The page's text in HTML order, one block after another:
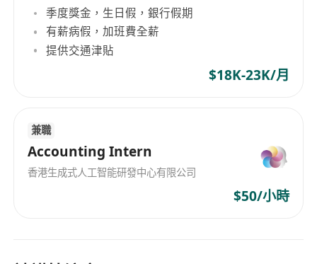
战略眼光：能从财报的数字中看到业务的死穴，能
听懂程序员和产品经理的逻辑。
极强的沟通力：面对投资人时要能“讲好故事”，面
对内部同事时要能“推行预算控制”。
季度獎金，生日假，銀行假期
有薪病假，加班費全薪
提供交通津貼
$18K-23K/月
兼職
Accounting Intern
香港生成式人工智能研發中心有限公司
$50/小時